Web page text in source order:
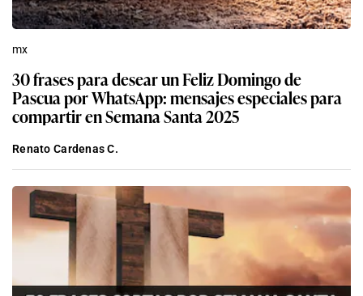
mx
30 frases para desear un Feliz Domingo de
Pascua por WhatsApp: mensajes especiales para
compartir en Semana Santa 2025
Renato Cardenas C.